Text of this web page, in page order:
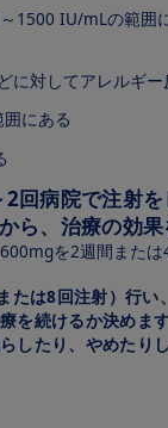
1500 IU/mLの範囲
に対してアレルギー
にある
回病院で注射を
ら、治療の効果
を2週間また
たは8回注射）行い
を続けるか決めま
したり、やめたり